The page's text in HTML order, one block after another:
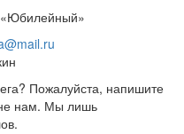
Пожалуйста, напишите
не нам. Мы лишь